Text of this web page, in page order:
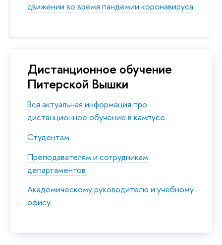
движении во время пандемии коронавируса
Дистанционное обучение
Питерской Вышки
Вся актуальная информация про
дистанционное обучение в кампусе
Студентам
Преподавателям и сотрудникам
департаментов
Академическому руководителю и учебному
офису